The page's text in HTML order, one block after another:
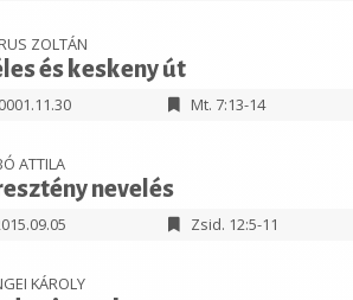
ZOLTÁN
és keskeny út
Mt. 7:13-14
ATTILA
nevelés
Zsid. 12:5-11
KÁROLY